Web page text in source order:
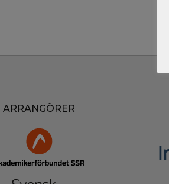
ARRANGÖRER